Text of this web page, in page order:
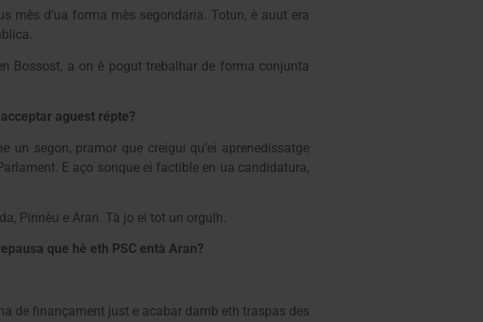
mès d’ua forma mès segondária. Totun, è auut era
Bossost, a on è pogut trebalhar de forma conjunta
aguest répte?
segon, pramor que creigui qu’ei aprenedissatge
E aço sonque ei factible en ua candidatura,
Pirinèu e Aran. Tà jo ei tot un orgulh.
que hè eth PSC entà Aran?
de finançament just e acabar damb eth traspas des